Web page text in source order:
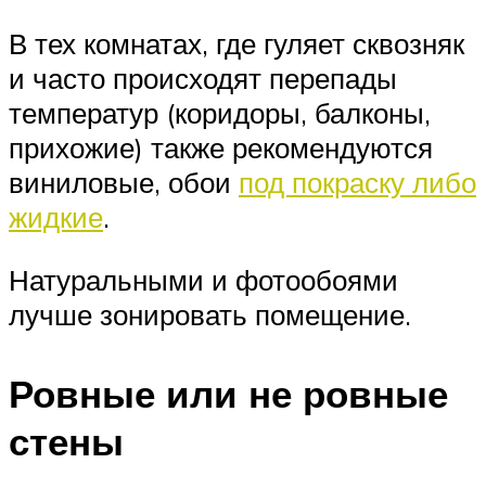
В тех комнатах, где гуляет сквозняк
и часто происходят перепады
температур (коридоры, балконы,
прихожие) также рекомендуются
виниловые, обои под покраску либо
жидкие.
Натуральными и фотообоями
лучше зонировать помещение.
Ровные или не ровные
стены